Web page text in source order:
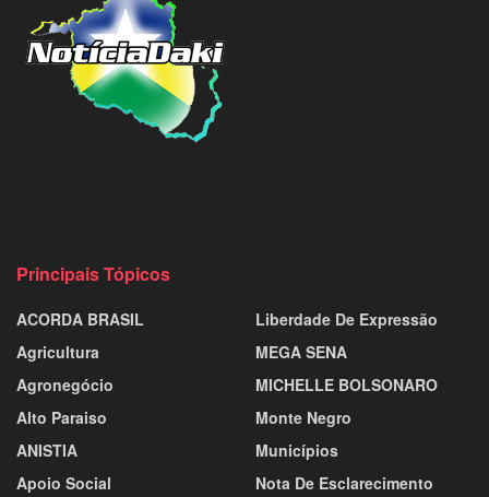
Principais Tópicos
ACORDA BRASIL
Agricultura
Agronegócio
Alto Paraiso
ANISTIA
Apoio Social
Liberdade De Expressão
MEGA SENA
MICHELLE BOLSONARO
Monte Negro
Municípios
Nota De Esclarecimento